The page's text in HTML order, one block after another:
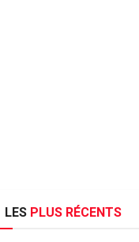
LES PLUS RÉCENTS